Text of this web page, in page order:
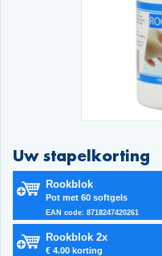
Uw stapelkorting
Rookblok
Pot met 60 softgels
EAN code: 8718247420261
Rookblok 2x
€ 4.00 korting